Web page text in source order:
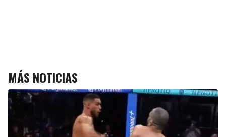
MÁS NOTICIAS